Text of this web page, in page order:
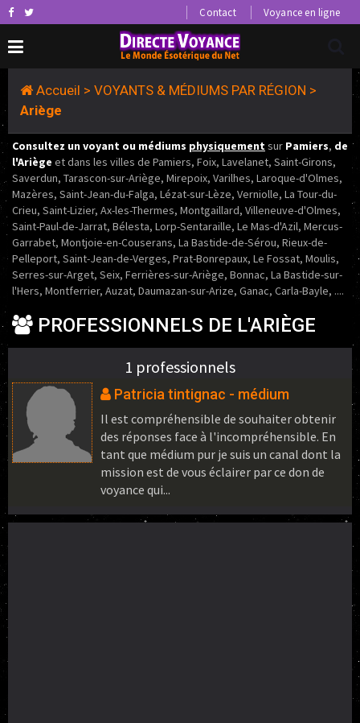
Contact Voyance en ligne
Accueil > VOYANTS & MÉDIUMS PAR RÉGION >
Ariège
Consultez un voyant ou médiums physiquementsur Pamiers, de
l'Ariège et dans les villes de Pamiers, Foix, Lavelanet, Saint-Girons,
Saverdun, Tarascon-sur-Ariège, Mirepoix, Varilhes, Laroque-d'Olmes,
Mazères, Saint-Jean-du-Falga, Lézat-sur-Lèze, Verniolle, La Tour-du-
Crieu, Saint-Lizier, Ax-les-Thermes, Montgaillard, Villeneuve-d'Olmes,
Saint-Paul-de-Jarrat, Bélesta, Lorp-Sentaraille, Le Mas-d'Azil, Mercus-
Garrabet, Montjoie-en-Couserans, La Bastide-de-Sérou, Rieux-de-
Pelleport, Saint-Jean-de-Verges, Prat-Bonrepaux, Le Fossat, Moulis,
Serres-sur-Arget, Seix, Ferrières-sur-Ariège, Bonnac, La Bastide-sur-
l'Hers, Montferrier, Auzat, Daumazan-sur-Arize, Ganac, Carla-Bayle, ....
PROFESSIONNELS DE L'ARIÈGE
1 professionnels
Patricia tintignac - médium
Il est compréhensible de souhaiter obtenir
des réponses face à l'incompréhensible. En
tant que médium pur je suis un canal dont la
mission est de vous éclairer par ce don de
voyance qui...